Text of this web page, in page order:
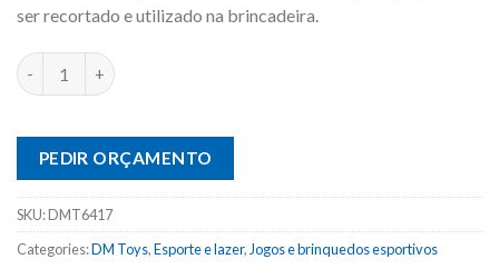
ser recortado e utilizado na brincadeira.
PEDIR ORÇAMENTO
SKU:DMT6417
Categories:DM Toys,Esporte e lazer,Jogos e brinquedos esportivos